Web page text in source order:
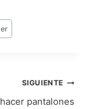
SIGUIENTE
pantalones